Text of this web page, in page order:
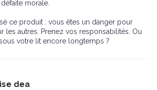
défaite morale.
ce produit : vous êtes un danger pour
les autres. Prenez vos responsabilités. Ou
votre lit encore longtemps ?
dea